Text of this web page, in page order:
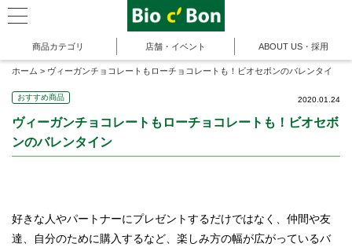
商品カテゴリ 店舗・イベント ABOUT US・採用
ホーム > ヴィーガンチョコレートもローチョコレートも！ビオセボンのバレンタイ
おすすめ商品 2020.01.24
ヴィーガンチョコレートもローチョコレートも！ビオセボ
ンのバレンタイン
好きな人やパートナーにプレゼントするだけではなく、仲間や友
達、自分のために購入するなど、楽しみ方の幅が広がっているバ